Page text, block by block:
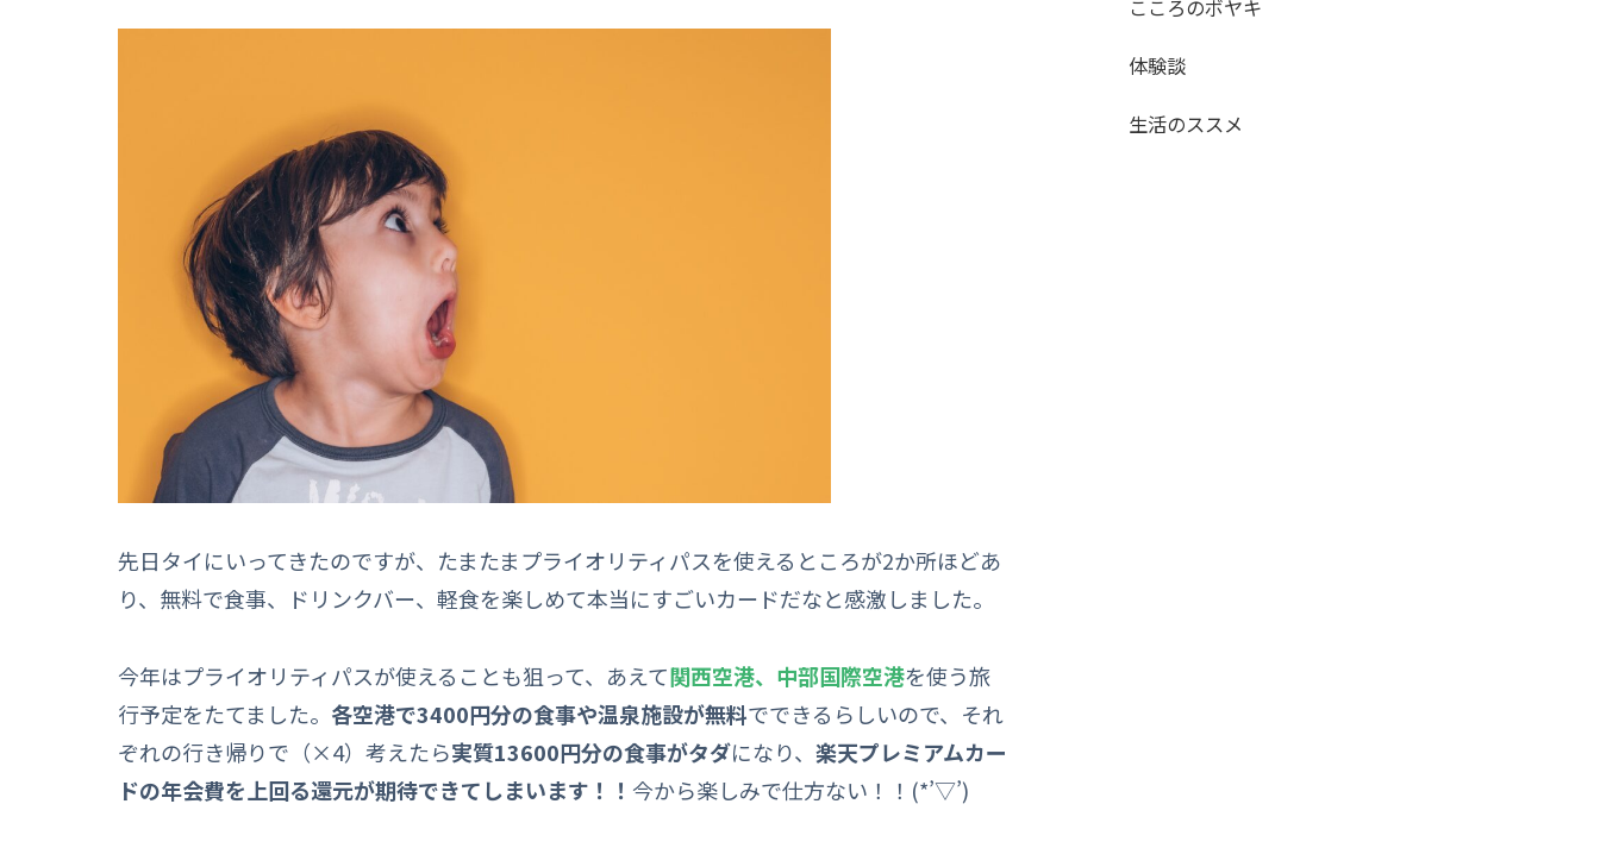
先日タイにいってきたのですが、たまたまプライオリティパスを使えるところが2か所ほどあ
り、無料で食事、ドリンクバー、軽食を楽しめて本当にすごいカードだなと感激しました。
今年はプライオリティパスが使えることも狙って、あえて関西空港、中部国際空港を使う旅
行予定をたてました。 各空港で3400円分の食事や温泉施設が無料でできるらしいので、それ
ぞれの行き帰りで（×4）考えたら実質13600円分の食事がタダになり、 楽天プレミアムカー
ドの年会費を上回る還元が期待できてしまいます！！ 今から楽しみで仕方ない！！(*’▽’)
こころのボヤキ
体験談
生活のススメ